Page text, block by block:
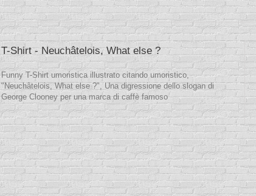
T-Shirt - Neuchâtelois, What else ?
Funny T-Shirt umoristica illustrato citando umoristico,
"Neuchâtelois, What else ?", Una digressione dello slogan di
George Clooney per una marca di caffè famoso